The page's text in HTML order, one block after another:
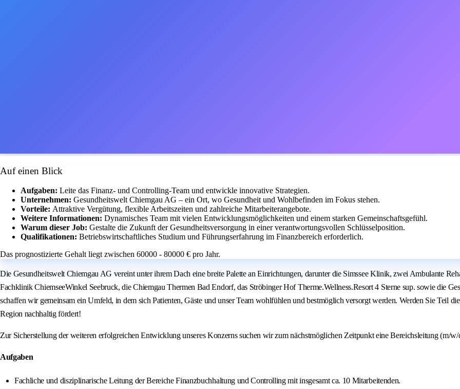
Auf einen Blick
Aufgaben: Leite das Finanz- und Controlling-Team und entwickle innovative Strategien.
Unternehmen: Gesundheitswelt Chiemgau AG – ein Ort, wo Gesundheit und Wohlbefinden im Fokus stehen.
Vorteile: Attraktive Vergütung, flexible Arbeitszeiten und zahlreiche Mitarbeiterangebote.
Weitere Informationen: Dynamisches Team mit vielen Entwicklungsmöglichkeiten und einem starken Gemeinschaftsgefühl.
Warum dieser Job: Gestalte die Zukunft der Gesundheitsversorgung in einer verantwortungsvollen Schlüsselposition.
Qualifikationen: Betriebswirtschaftliches Studium und Führungserfahrung im Finanzbereich erforderlich.
Das prognostizierte Gehalt liegt zwischen 60000 - 80000 € pro Jahr.
Die Gesundheitswelt Chiemgau AG vereint unter ihrem Dach eine breite Palette an Einrichtungen, darunter die Simssee Klinik, zwei Ambulante
Fachklinik ChiemseeWinkel Seebruck, die Chiemgau Thermen Bad Endorf, das Ströbinger Hof Therme.Wellness.Resort 4 Sterne sup. sowie die
schaffen wir gemeinsam ein Umfeld, in dem sich Patienten, Gäste und unser Team wohlfühlen und bestmöglich versorgt werden. Werden Sie Teil
Region nachhaltig fördert!
Zur Sicherstellung der weiteren erfolgreichen Entwicklung unseres Konzerns suchen wir zum nächstmöglichen Zeitpunkt eine Bereichsleitung (m/
Aufgaben
Fachliche und disziplinarische Leitung der Bereiche Finanzbuchhaltung und Controlling mit insgesamt ca. 10 Mitarbeitenden.